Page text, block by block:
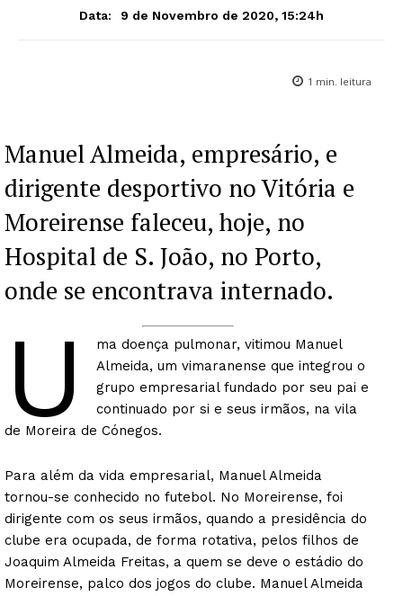
Data:
9 de Novembro de 2020, 15:24h
1 min. leitura
Manuel Almeida, empresário, e
dirigente desportivo no Vitória e
Moreirense faleceu, hoje, no
Hospital de S. João, no Porto,
onde se encontrava internado.
U
ma doença pulmonar, vitimou Manuel
Almeida, um vimaranense que integrou o
grupo empresarial fundado por seu pai e
continuado por si e seus irmãos, na vila
de Moreira de Cónegos.
Para além da vida empresarial, Manuel Almeida
tornou-se conhecido no futebol. No Moreirense, foi
dirigente com os seus irmãos, quando a presidência do
clube era ocupada, de forma rotativa, pelos filhos de
Joaquim Almeida Freitas, a quem se deve o estádio do
Moreirense, palco dos jogos do clube. Manuel Almeida